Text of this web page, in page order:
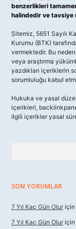
benzerlikleri
halindedir ve tavsiye
Sitemiz, 5651 Sayılı
Kurumu (BTK)
vermektedir. Bu
veya araştırma
yazdıkları içeriklerin
sorumluluğu kabul
Hukuka ve yasal
içerikleri,
ilgili içerikler yasal
SON YORUMLAR
7 Yıl Kaç Gün Olur için
7 Yıl Kaç Gün Olur için